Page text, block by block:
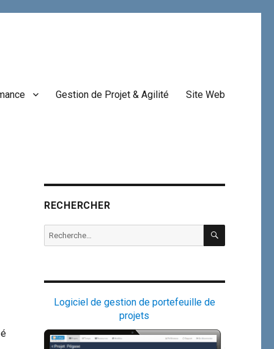
Gestion de Projet & Agilité Site Web
RECHERCHER
Recherche
pour :
RECHERCHE
Logiciel de gestion de portefeuille de
projets